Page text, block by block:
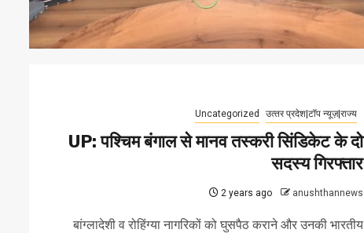
Uncategorized उत्‍तर प्रदेश|टॉप न्यूज़|राज्य
UP: पश्चिम बंगाल से मानव तस्करी सिंडिकेट के दो
सदस्य गिरफ्तार
2 years ago anushthannews
बांग्लादेशी व रोहिंग्या नागरिकों को घुसपैठ कराने और उनकी भारतीय